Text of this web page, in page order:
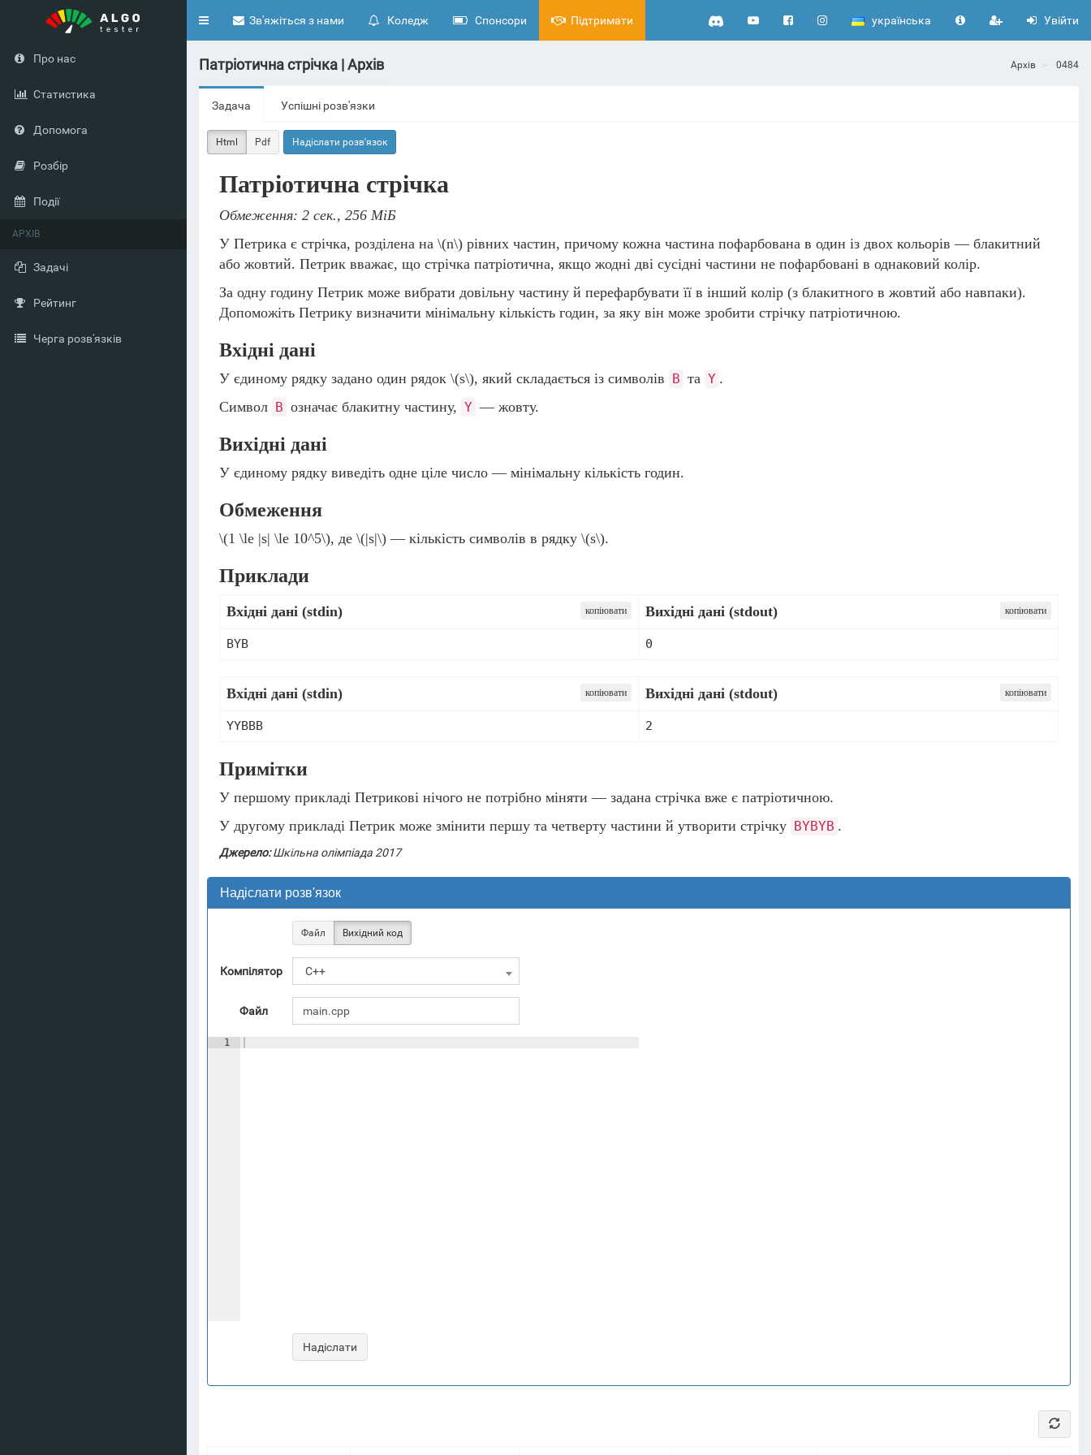
Toggle
українська Увійти
Зв'яжіться з нами Коледж Спонсори Підтримати
Про нас
Статистика
Допомога
Розбір
Події
АРХІВ
Задачі
Рейтинг
Черга розв'язків
Патріотична cтрічка | Архів Архів 0484
Задача Успішні розв'язки
Html Pdf Надіслати розв'язок
Патріотична cтрічка
Обмеження: 2 сек., 256 МіБ
У Петрика є стрічка, розділена на \(n\) рівних частин, причому кожна частина пофарбована в один із двох кольорів — блакитний
або жовтий. Петрик вважає, що стрічка патріотична, якщо жодні дві сусідні частини не пофарбовані в однаковий колір.
За одну годину Петрик може вибрати довільну частину й перефарбувати її в інший колір (з блакитного в жовтий або навпаки).
Допоможіть Петрику визначити мінімальну кількість годин, за яку він може зробити стрічку патріотичною.
Вхідні дані
У єдиному рядку задано один рядок \(s\), який складається із символів B та Y .
Символ B означає блакитну частину, Y — жовту.
Вихідні дані
У єдиному рядку виведіть одне ціле число — мінімальну кількість годин.
Обмеження
\(1 \le |s| \le 10^5\), де \(|s|\) — кількість символів в рядку \(s\).
Приклади
Вхідні дані (stdin) копіювати Вихідні дані (stdout) копіювати
Вхідні дані (stdin) копіювати Вихідні дані (stdout) копіювати
Примітки
У першому прикладі Петрикові нічого не потрібно міняти — задана стрічка вже є патріотичною.
У другому прикладі Петрик може змінити першу та четверту частини й утворити стрічку BYBYB .
Джерело:Шкільна олімпіада 2017
Надіслати розв'язок
Файл Вихідний код
Компілятор C++
Файл
1